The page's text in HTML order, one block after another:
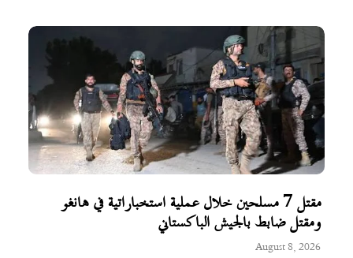
مقتل 7 مسلحين خلال عملية استخباراتية في هانغو
ومقتل ضابط بالجيش الباكستاني
August 8, 2026